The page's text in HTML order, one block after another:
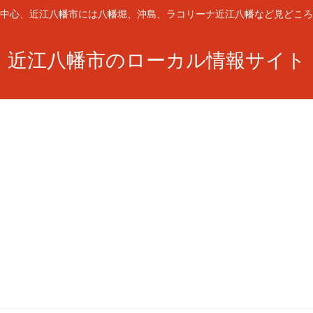
心、近江八幡市には八幡堀、沖島、ラコリーナ近江八幡など見どこ
近江八幡市のローカル情報サイト